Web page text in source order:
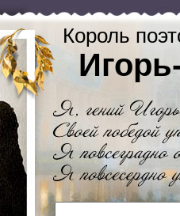
Король